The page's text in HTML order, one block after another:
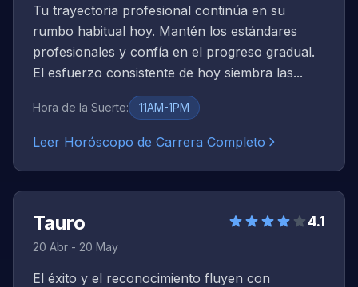
Tu trayectoria profesional continúa en su
rumbo habitual hoy. Mantén los estándares
profesionales y confía en el progreso gradual.
El esfuerzo consistente de hoy siembra las...
Hora de la Suerte: 11AM-1PM
Leer Horóscopo de Carrera Completo
Tauro
20 Abr - 20 May
4.1
El éxito y el reconocimiento fluyen con